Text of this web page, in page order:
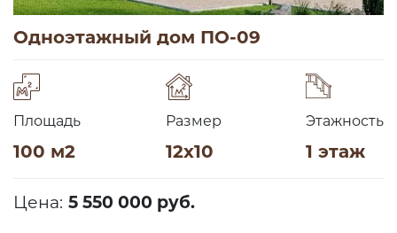
Одноэтажный дом ПО-09
Площадь
100 м2
Размер
12х10
Этажность
1 этаж
Цена: 5 550 000 руб.